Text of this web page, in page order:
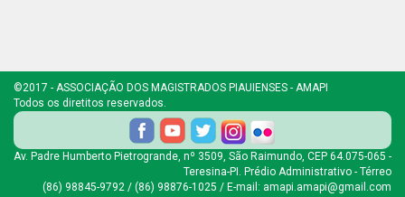
©2017 - ASSOCIAÇÃO DOS MAGISTRADOS PIAUIENSES - AMAPI
Todos os diretitos reservados.
Av. Padre Humberto Pietrogrande, nº 3509, São Raimundo, CEP 64.075-065 -
Teresina-PI. Prédio Administrativo - Térreo
(86) 98845-9792 / (86) 98876-1025 / E-mail: amapi.amapi@gmail.com